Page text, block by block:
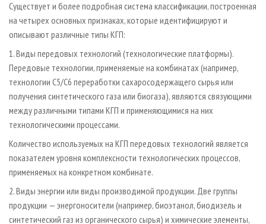
Существует и более подробная система классификации, построенная
на четырех основных признаках, которые идентифицируют и
описывают различные типы КГП:
1. Виды передовых технологий (технологические платформы).
Передовые технологии, применяемые на комбинатах (например,
технологии С5/С6 переработки сахаросодержащего сырья или
получения синтетического газа или биогаза), являются связующими
между различными типами КГП и применяющимися на них
технологическими процессами.
Количество используемых на КГП передовых технологий является
показателем уровня комплексности технологических процессов,
применяемых на конкретном комбинате.
2. Виды энергии или виды производимой продукции. Две группы
продукции — энергоносители (например, биоэтанол, биодизель и
синтетический газ из органического сырья) и химические элементы,